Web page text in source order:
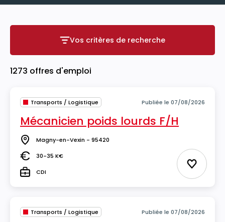
Vos critères de recherche
Vos critères de recherche
1273 offres d'emploi
Transports / Logistique Publiée le 07/08/2026
Mécanicien poids lourds F/H
Lieu Magny-en-Vexin - 95420
Salaire30-35 K€
TypeCDI Ajouter
Transports / Logistique Publiée le 07/08/2026